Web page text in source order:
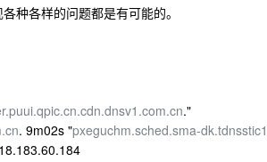
种各样的问题都是有可能的。
."
. 9m02s "pxeguchm.sched.sma-